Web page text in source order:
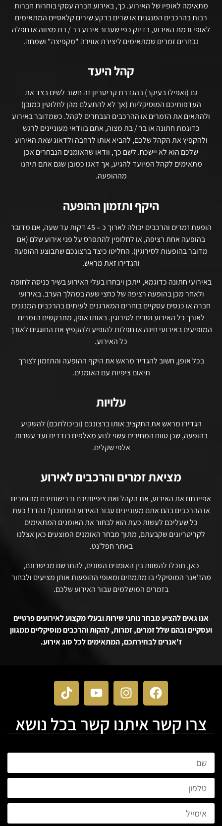
מתאימה לאופיו של האירוע. כך, באירוע חברה עסקי בוחרות חברות
רבות בהרכבים המנגנים או שרים ברקע שירים קלאסיים המתאימים
לאופי ורמת האירוע, בדיוק כפי שעבור אירוע בר / בת מצווה או חפלה
נבחרים זמרים שמתאימים ליצירת אווירה "מקפיצה" ושמחה.
קהל היעד
גם (ואפילו בעיקר) בהגדרת קריטריון זה חשוב לשים בצד את
העדפותיכם המוסיקליות (אך לא להתעלם מהן לחלוטין כמובן)
ולהתאים את הזמרים או ההרכבים הנבחרים לקהל. כשמדובר באירוע
כדוגמת חתונה או בר / בת מצוה, אתם בוודאי מעוניינים לרגש
ולהקפיץ את הקהל שלכם, להביא אותו לרחבה ולדאוג שאת האירוע
שלכם הוא לא יישכח. לשם כך, וודאו שהאומנים הנבחרים אכן
מתאימים לקהל המיועד להגיע, אך דאגו כמובן שגם אתם תיהנו
מההופעה.
היקף ותזמון ההופעה
הופעת זמרים והרכבים יכולה לארוך כ – 45 דקות עד שעה, אם מדובר
בהופעה אחת רציפה, או לחלופין להתפרס על פני אירוע שלם (אם
מדובר בהופעות לסירוגין). החליטו כיצד ברצונכם שתבוצע ההופעה
והגדירו זאת מראש.
באירועי חתונה כדוגמא, ייתכן ויבחרו בעלי האירוע בשיר כניסה לחופה
ולאחר מכן בהופעה רציפה של כחצי שעה במהלך הערב. באירועי
חברה או כנסים עסקיים בוחרים המארגנים לעיתים בהרכבים המנגנים
לאורך כל האירוע ושרים לסירוגין. באותו אופן, מתבקשים הזמרים
המופיעים באירועי חינה או חפלות להופיע ולהקפיץ את החוגגים לאורך
כל האירוע.
בכל אופן, חשוב להגדיר מראש את היקף ההופעה והתזמון לצורך
תיאום ציפיות עם האומנים.
עלויות
הגדירו מראש את התקציב אותו ברצונכם (וביכולתכם) להשקיע
בהופעה, שכן טווח המחירים עשוי לנוע מאלפים בודדים ועד עשרות
אלפי שקלים.
מציאת זמרים והרכבים לאירוע
אפיינתם את האירוע, את הקהל ואת ציפיותיכם ודרישותיכם מהזמרים
או ההרכבים בהם אתם מעוניינים עבור האירוע המתוכנן? נהדר! כעת
כל שעליכם לעשות כעת הוא לבחור את האומנים המתאימים
לקריטריונים שקבעתם, מתוך מבחר האומנים המוצעים כאן אצלנו
באתר חפל'נט.
כאן, תוכלו להשוות בין האומנים השונים, להתרשם מכישרונם,
מהז'אנר המוסיקלי בו מתמחים ומאופי ההופעות אותן מציעים ולבחור
בזמרים המושלמים עבור האירוע שלכם.
אנו גאים להציע מבחר נותני שירות ובעלי מקצוע לאירועים פרטיים
ועסקיים ובהם שלל זמרים, זמרות, להקות והרכבים מוסיקליים ממגוון
ז'אנרים לבחירתכם, המתאימים לכל סוג אירוע.
צרו קשר איתנו קשר בכל נושא